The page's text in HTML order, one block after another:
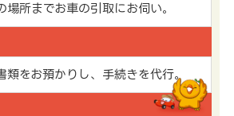
場所までお車の引取にお伺い。
類をお預かりし、手続きを代行。